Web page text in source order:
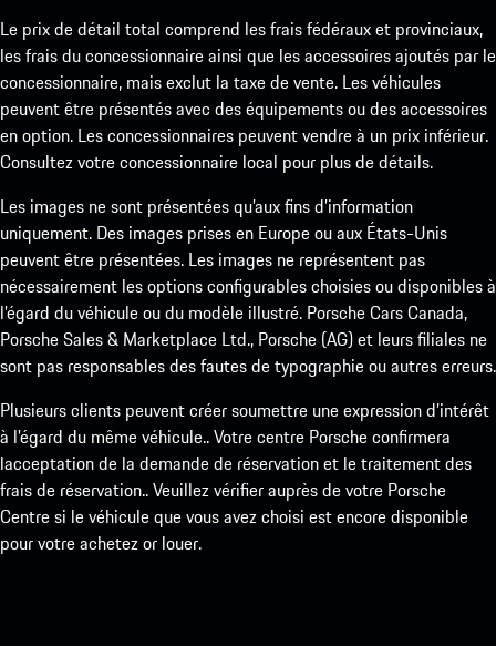
Le prix de détail total comprend les frais fédéraux et provinciaux,
les frais du concessionnaire ainsi que les accessoires ajoutés par le
concessionnaire, mais exclut la taxe de vente. Les véhicules
peuvent être présentés avec des équipements ou des accessoires
en option. Les concessionnaires peuvent vendre à un prix inférieur.
Consultez votre concessionnaire local pour plus de détails.
Les images ne sont présentées qu’aux fins d’information
uniquement. Des images prises en Europe ou aux États-Unis
peuvent être présentées. Les images ne représentent pas
nécessairement les options configurables choisies ou disponibles à
l’égard du véhicule ou du modèle illustré. Porsche Cars Canada,
Porsche Sales & Marketplace Ltd., Porsche (AG) et leurs filiales ne
sont pas responsables des fautes de typographie ou autres erreurs.
Plusieurs clients peuvent créer soumettre une expression d’intérêt
à l’égard du même véhicule.. Votre centre Porsche confirmera
lacceptation de la demande de réservation et le traitement des
frais de réservation.. Veuillez vérifier auprès de votre Porsche
Centre si le véhicule que vous avez choisi est encore disponible
pour votre achetez or louer.